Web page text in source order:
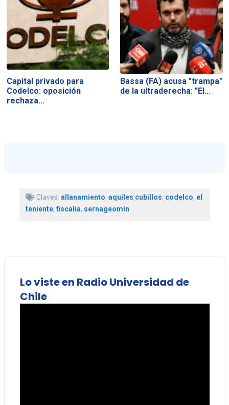
Capital privado para
Codelco: oposición
rechaza…
Bassa (FA) acusa "trampa"
de la ultraderecha: "El…
Claves: allanamiento, aquiles cubillos, codelco, el
teniente, fiscalía, sernageomín
Lo viste en Radio Universidad de
Chile